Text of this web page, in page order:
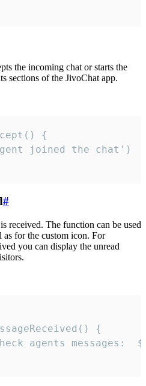
the incoming chat or starts the
sections of the JivoChat app.
{
#
received. The function can be used
for the custom icon. For
you can display the unread
{